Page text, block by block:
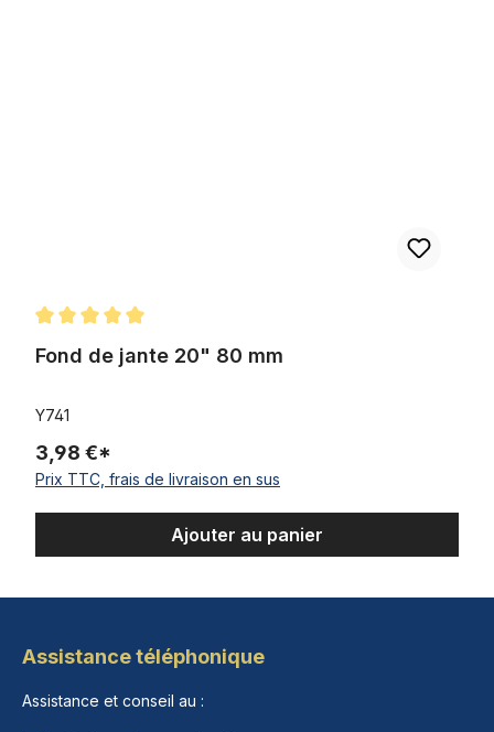
Fond de jante 20" 80 mm
Y741
3,98 €*
Prix TTC, frais de livraison en sus
Ajouter au panier
Assistance téléphonique
Assistance et conseil au :